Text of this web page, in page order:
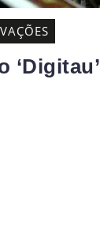
‘Digitau’